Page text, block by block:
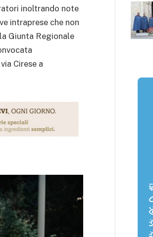
inoltrando note
intraprese che non
Giunta Regionale
Cirese a